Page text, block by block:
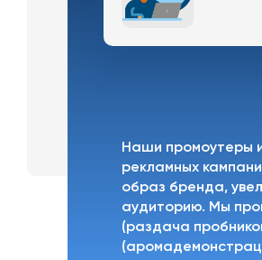
Наши промоутеры
рекламных
образ бренда,
аудиторию. Мы
(раздача